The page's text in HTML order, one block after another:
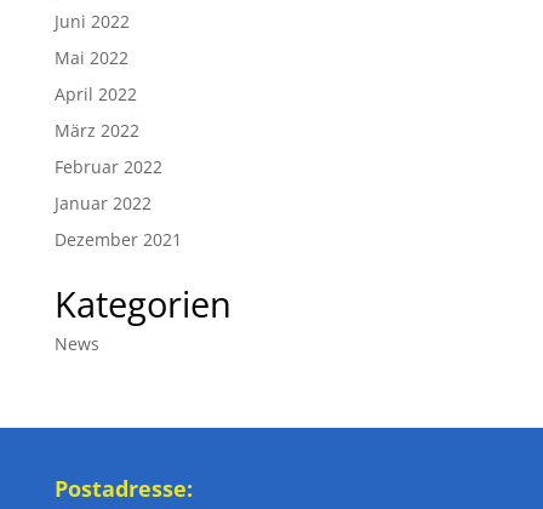
Juni 2022
Mai 2022
April 2022
März 2022
Februar 2022
Januar 2022
Dezember 2021
Kategorien
News
Postadresse: